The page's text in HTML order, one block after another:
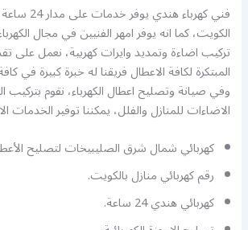
فني كهرباء
الكويت، كما انه يوفر امهر الفنيين في مجال
تركيب اضاءة وتمديد وايرات كهربية، نعمل على
المبتكرة لكافة الاعطال فريقنا له خبرة كبيرة في
وفي صيانة وتصليح اعطال الكهرباء، نقوم بتركيب
الاضاءات للمنازل والفلل، يمكننا توفير الخدمات
كهربائي شمال شرق الصليبيخات لتصليح
رقم كهربائي منازل بالكويت.
كهربائي هندي 24 ساعة.